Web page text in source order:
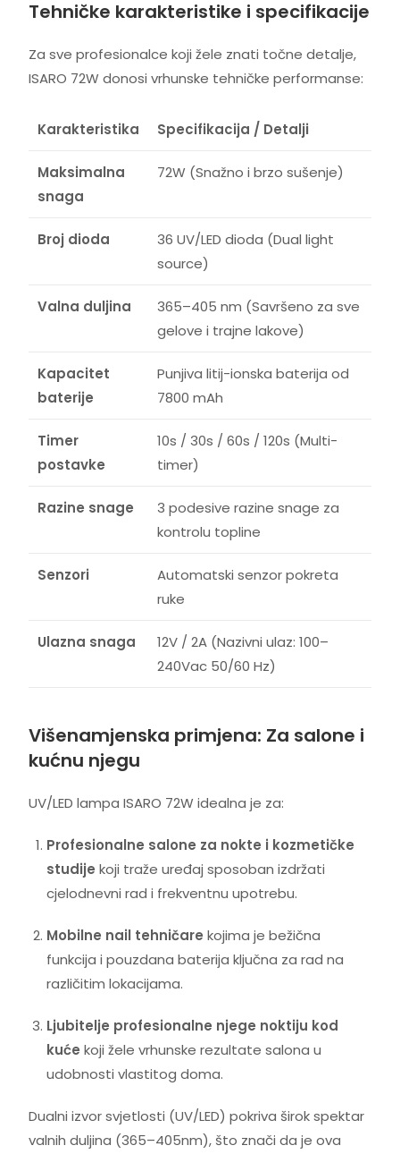
Tehničke karakteristike i specifikacije
Za sve profesionalce koji žele znati točne detalje,
ISARO 72W donosi vrhunske tehničke performanse:
Karakteristika Specifikacija / Detalji
Maksimalna
snaga
72W (Snažno i brzo sušenje)
Broj dioda
36 UV/LED dioda (Dual light
source)
Valna duljina
365–405 nm (Savršeno za sve
gelove i trajne lakove)
Kapacitet
baterije
Punjiva litij-ionska baterija od
7800 mAh
Timer
postavke
10s / 30s / 60s / 120s (Multi-
timer)
Razine snage
3 podesive razine snage za
kontrolu topline
Senzori
Automatski senzor pokreta
ruke
Ulazna snaga
12V / 2A (Nazivni ulaz: 100–
240Vac 50/60 Hz)
Višenamjenska primjena: Za salone i
kućnu njegu
UV/LED lampa ISARO 72W idealna je za:
Profesionalne salone za nokte i kozmetičke
studije koji traže uređaj sposoban izdržati
cjelodnevni rad i frekventnu upotrebu.
Mobilne nail tehničare kojima je bežična
funkcija i pouzdana baterija ključna za rad na
različitim lokacijama.
Ljubitelje profesionalne njege noktiju kod
kuće koji žele vrhunske rezultate salona u
udobnosti vlastitog doma.
Dualni izvor svjetlosti (UV/LED) pokriva širok spektar
valnih duljina (365–405nm), što znači da je ova